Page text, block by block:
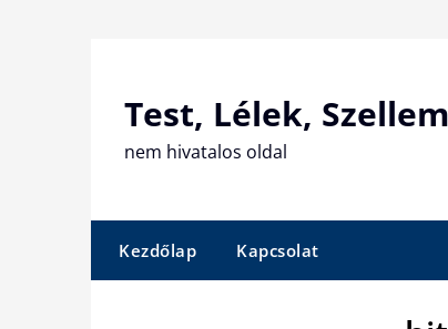
Test, Lélek, Szellem
nem hivatalos oldal
Kezdőlap Kapcsolat